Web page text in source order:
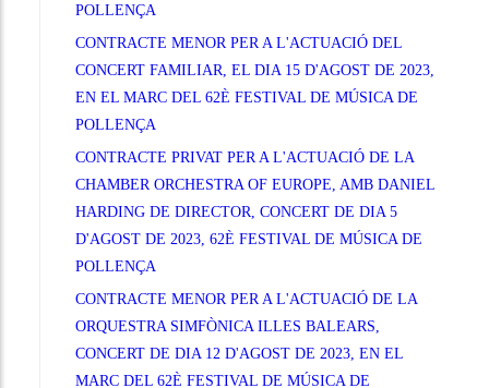
POLLENÇA
CONTRACTE MENOR PER A L'ACTUACIÓ DEL
CONCERT FAMILIAR, EL DIA 15 D'AGOST DE 2023,
EN EL MARC DEL 62È FESTIVAL DE MÚSICA DE
POLLENÇA
CONTRACTE PRIVAT PER A L'ACTUACIÓ DE LA
CHAMBER ORCHESTRA OF EUROPE, AMB DANIEL
HARDING DE DIRECTOR, CONCERT DE DIA 5
D'AGOST DE 2023, 62È FESTIVAL DE MÚSICA DE
POLLENÇA
CONTRACTE MENOR PER A L'ACTUACIÓ DE LA
ORQUESTRA SIMFÒNICA ILLES BALEARS,
CONCERT DE DIA 12 D'AGOST DE 2023, EN EL
MARC DEL 62È FESTIVAL DE MÚSICA DE